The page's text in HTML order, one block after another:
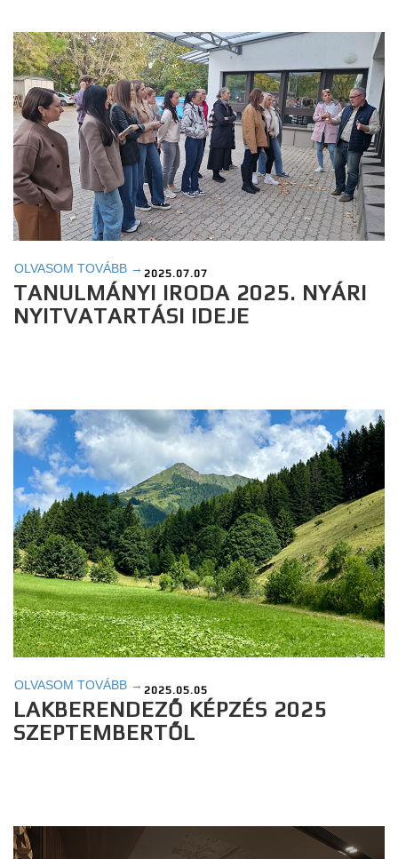
OLVASOM TOVÁBB → 2025.07.07
TANULMÁNYI IRODA 2025. NYÁRI
NYITVATARTÁSI IDEJE
OLVASOM TOVÁBB → 2025.05.05
LAKBERENDEZŐ KÉPZÉS 2025
SZEPTEMBERTŐL